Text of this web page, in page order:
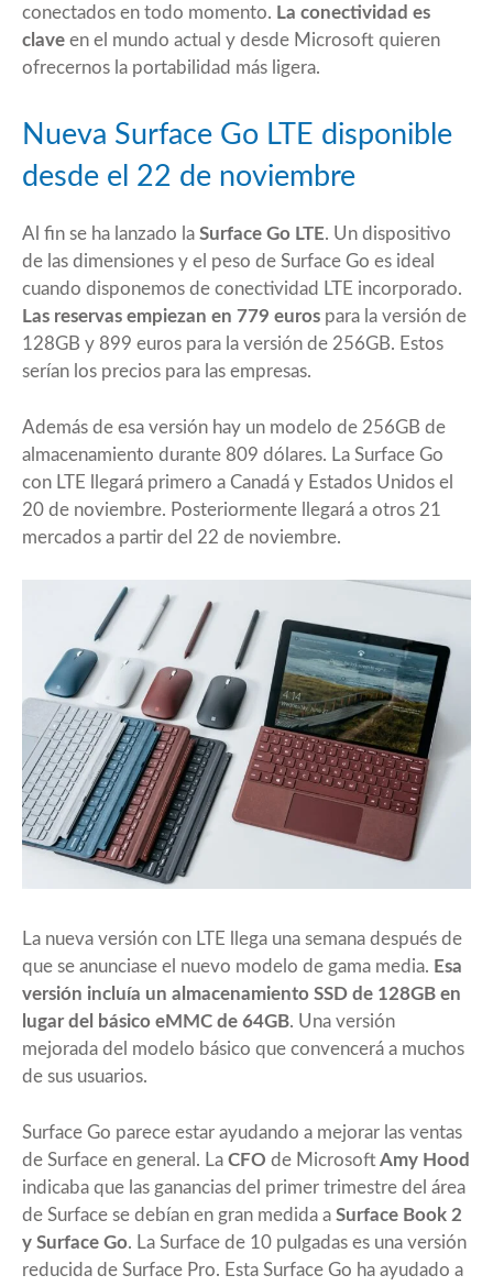
conectados en todo momento. La conectividad es
clave en el mundo actual y desde Microsoft quieren
ofrecernos la portabilidad más ligera.
Nueva Surface Go LTE disponible
desde el 22 de noviembre
Al fin se ha lanzado la Surface Go LTE. Un dispositivo
de las dimensiones y el peso de Surface Go es ideal
cuando disponemos de conectividad LTE incorporado.
Las reservas empiezan en 779 euros para la versión de
128GB y 899 euros para la versión de 256GB. Estos
serían los precios para las empresas.
Además de esa versión hay un modelo de 256GB de
almacenamiento durante 809 dólares. La Surface Go
con LTE llegará primero a Canadá y Estados Unidos el
20 de noviembre. Posteriormente llegará a otros 21
mercados a partir del 22 de noviembre.
La nueva versión con LTE llega una semana después de
que se anunciase el nuevo modelo de gama media. Esa
versión incluía un almacenamiento SSD de 128GB en
lugar del básico eMMC de 64GB. Una versión
mejorada del modelo básico que convencerá a muchos
de sus usuarios.
Surface Go parece estar ayudando a mejorar las ventas
de Surface en general. La CFO de MicrosoftAmy Hood
indicaba que las ganancias del primer trimestre del área
de Surface se debían en gran medida a Surface Book 2
y Surface Go. La Surface de 10 pulgadas es una versión
reducida de Surface Pro. Esta Surface Go ha ayudado a